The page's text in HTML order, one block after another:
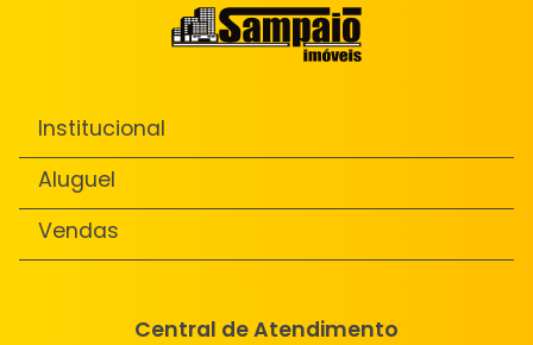
Institucional
Aluguel
Vendas
Central de Atendimento